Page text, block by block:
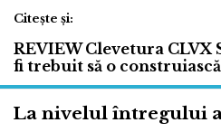
REVIEW Clevetura CLVX
fi trebuit să o
La nivelul întregului